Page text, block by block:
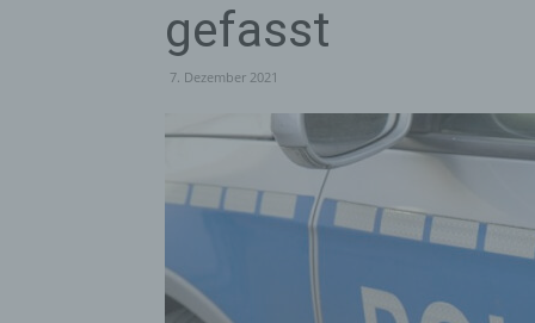
gefasst
7. Dezember 2021